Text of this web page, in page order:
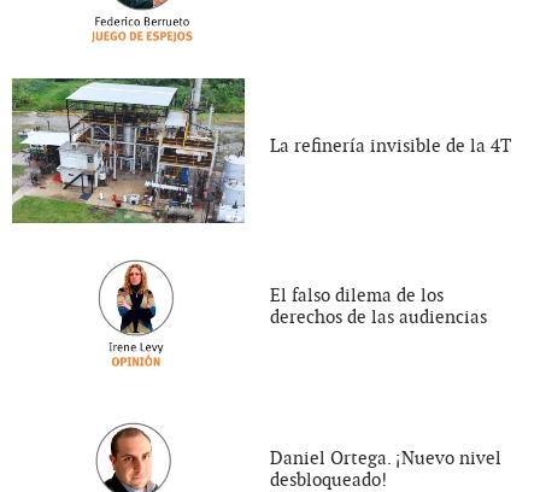
La refinería invisible de la 4T
El falso dilema de los
derechos de las audiencias
Daniel Ortega. ¡Nuevo nivel
desbloqueado!